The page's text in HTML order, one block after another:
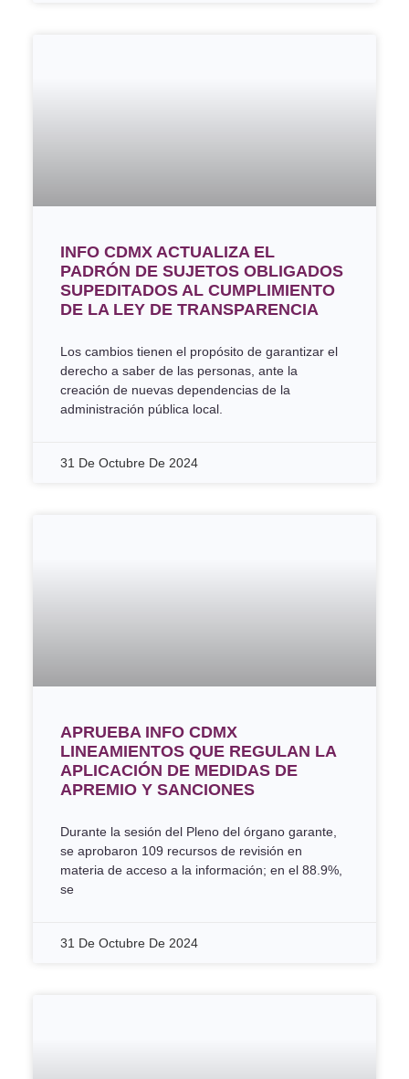
INFO CDMX ACTUALIZA EL
PADRÓN DE SUJETOS OBLIGADOS
SUPEDITADOS AL CUMPLIMIENTO
DE LA LEY DE TRANSPARENCIA
Los cambios tienen el propósito de garantizar el
derecho a saber de las personas, ante la
creación de nuevas dependencias de la
administración pública local.
31 De Octubre De 2024
APRUEBA INFO CDMX
LINEAMIENTOS QUE REGULAN LA
APLICACIÓN DE MEDIDAS DE
APREMIO Y SANCIONES
Durante la sesión del Pleno del órgano garante,
se aprobaron 109 recursos de revisión en
materia de acceso a la información; en el 88.9%,
se
31 De Octubre De 2024